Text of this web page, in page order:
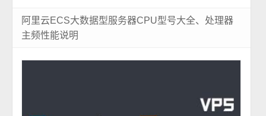
阿里云ECS大数据型服务器CPU型号大全、处理器
主频性能说明